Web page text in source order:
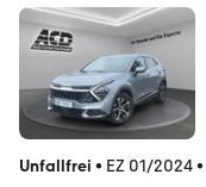
Unfallfrei • EZ 01/2024•